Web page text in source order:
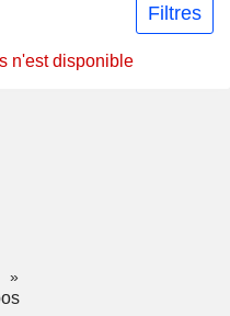
Filtres
n'est disponible